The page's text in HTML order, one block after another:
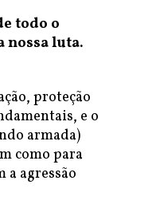
todo o
nossa luta.
proteção
e o
armada)
como para
a agressão